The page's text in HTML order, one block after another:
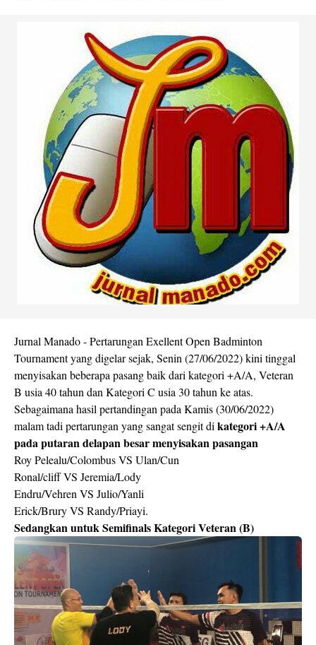
Jurnal Manado - Pertarungan Exellent Open Badminton
Tournament yang digelar sejak, Senin (27/06/2022) kini tinggal
menyisakan beberapa pasang baik dari kategori +A/A, Veteran
B usia 40 tahun dan Kategori C usia 30 tahun ke atas.
Sebagaimana hasil pertandingan pada Kamis (30/06/2022)
malam tadi pertarungan yang sangat sengit di kategori +A/A
pada putaran delapan besar menyisakan pasangan
Roy Pelealu/Colombus VS Ulan/Cun
Ronal/cliff VS Jeremia/Lody
Endru/Vehren VS Julio/Yanli
Erick/Brury VS Randy/Priayi.
Sedangkan untuk Semifinals Kategori Veteran (B)